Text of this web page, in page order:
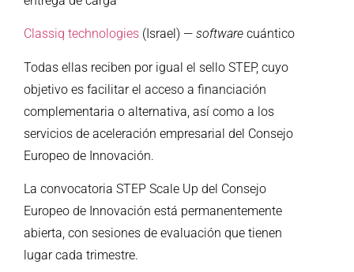
Classiq technologies (Israel) — software cuántico
Todas ellas reciben por igual el sello STEP, cuyo
objetivo es facilitar el acceso a financiación
complementaria o alternativa, así como a los
servicios de aceleración empresarial del Consejo
Europeo de Innovación.
La convocatoria STEP Scale Up del Consejo
Europeo de Innovación está permanentemente
abierta, con sesiones de evaluación que tienen
lugar cada trimestre.